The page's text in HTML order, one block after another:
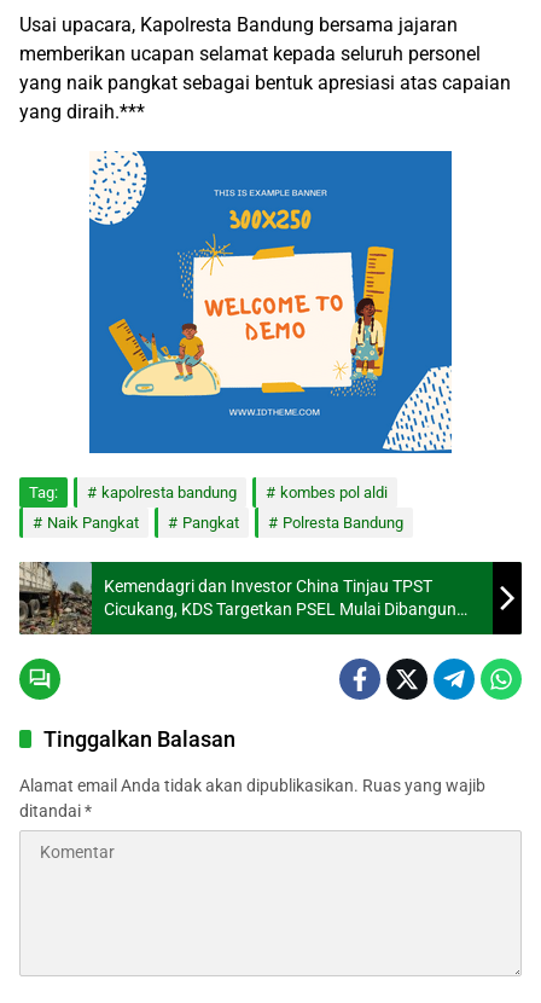
Usai upacara, Kapolresta Bandung bersama jajaran
memberikan ucapan selamat kepada seluruh personel
yang naik pangkat sebagai bentuk apresiasi atas capaian
yang diraih.***
Tag: kapolresta bandung
kombes pol aldi
Naik Pangkat
Pangkat Polresta Bandung
Kemendagri dan Investor China Tinjau TPST
Cicukang, KDS Targetkan PSEL Mulai Dibangun
Akhir 2026
Tinggalkan Balasan
Alamat email Anda tidak akan dipublikasikan. Ruas yang wajib
ditandai*